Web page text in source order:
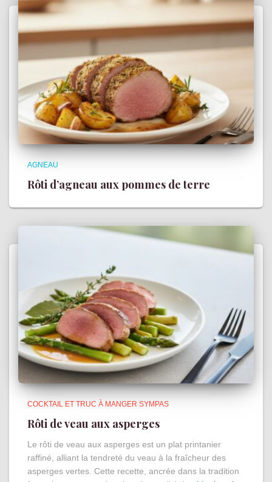
AGNEAU
Rôti d’agneau aux pommes de terre
COCKTAIL ET TRUC À MANGER SYMPAS
Rôti de veau aux asperges
Le rôti de veau aux asperges est un plat printanier
raffiné, alliant la tendreté du veau à la fraîcheur des
asperges vertes. Cette recette, ancrée dans la tradition